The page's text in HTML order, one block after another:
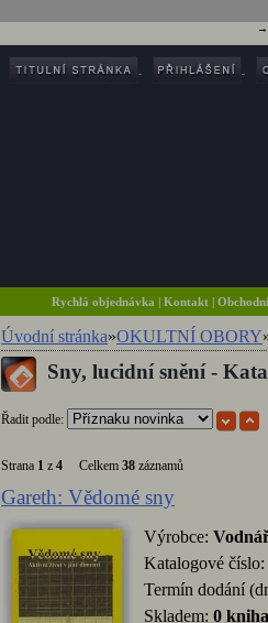
Rychlá objednávka |Kontakt |
Úvodní stránka»OKULTNÍ OBORY
Sny, lucidní snění -
Řadit podle:
Strana 1 z 4 Celkem 38 záznamů
Gareth: Vědomé sny
Výrobce:
Katalogové číslo:
Termín dodání
Skladem: 0 kniha